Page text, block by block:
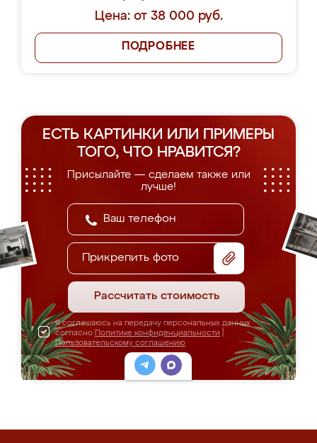
Цена: от 38 000 руб.
ПОДРОБНЕЕ
ЕСТЬ КАРТИНКИ ИЛИ ПРИМЕРЫ
ТОГО, ЧТО НРАВИТСЯ?
Присылайте — сделаем также или
лучше!
Прикрепить фото
Рассчитать стоимость
Я соглашаюсь на передачу персональных данных
согласно Политике конфиденциальности
Пользовательскому соглашению